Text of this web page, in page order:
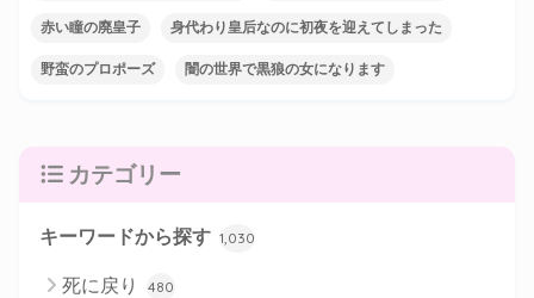
赤い瞳の廃皇子 身代わり皇后なのに初夜を迎えてしまった
野蛮のプロポーズ 闇の世界で黒狼の女になります
カテゴリー
キーワードから探す 1,030
死に戻り 480